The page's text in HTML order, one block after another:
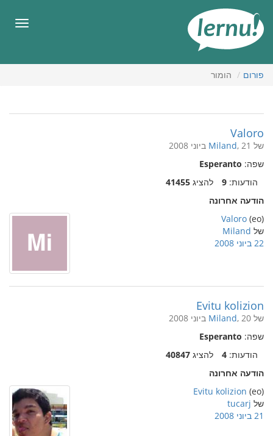
העניינים
פורום הומור
Valoro
של Miland, 21 ביוני 2008
שפה: Esperanto
הודעות: 9 להציג 41455
הודעה אחרונה
(eo)
Valoro
של Miland
22 ביוני 2008
Evitu kolizion
של Miland, 20 ביוני 2008
שפה: Esperanto
הודעות: 4 להציג 40847
הודעה אחרונה
(eo)
Evitu kolizion
של tucarj
21 ביוני 2008